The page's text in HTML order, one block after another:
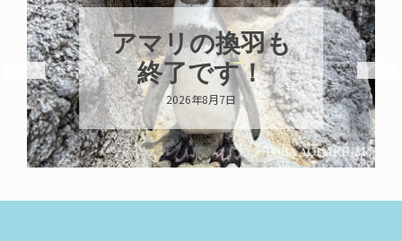
アマリの換羽も
終了です！
2026年8月7日